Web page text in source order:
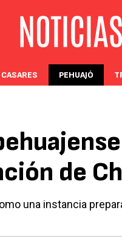
PEHUAJÓ
de
una instancia